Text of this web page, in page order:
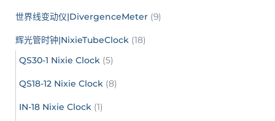
世界线变动仪|DivergenceMeter (9)
辉光管时钟|NixieTubeClock (18)
QS30-1 Nixie Clock (5)
QS18-12 Nixie Clock (8)
IN-18 Nixie Clock (1)